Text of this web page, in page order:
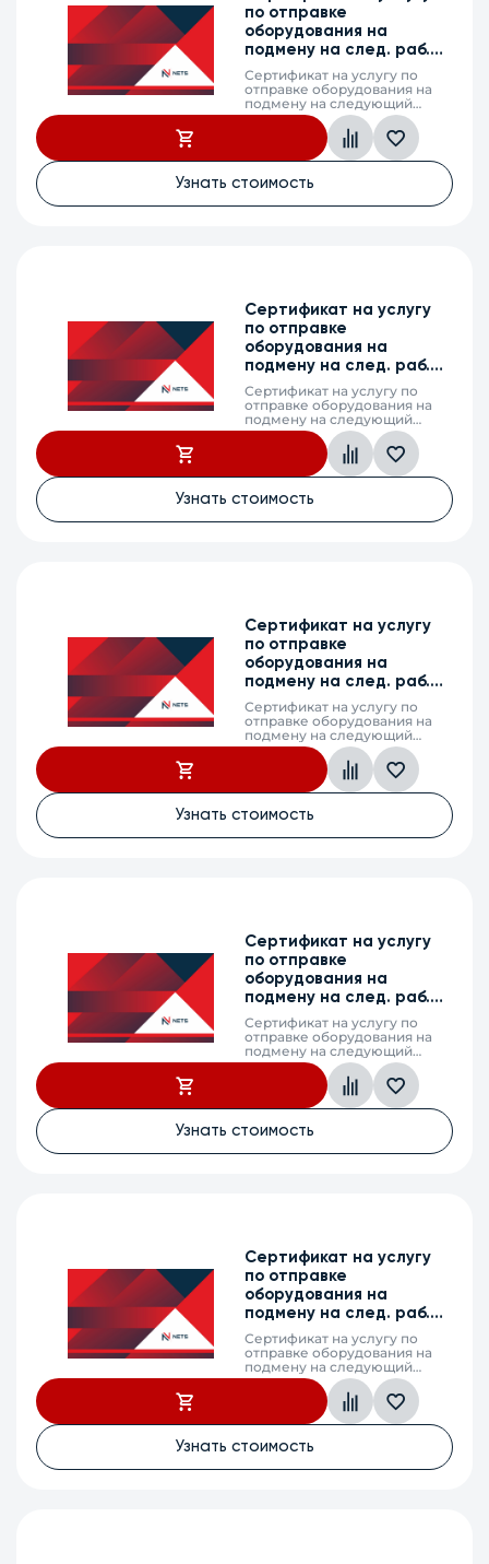
по отправке
оборудования на
подмену на след. раб.
день, MES2310-48DP, 3 г.
Сертификат на услугу по
отправке оборудования на
подмену на следующий
рабочий день (next business
day shipping) в случае выхода
из строя оборудования,
MES2310-48DP, 3
Узнать стоимость
Сертификат на услугу
по отправке
оборудования на
подмену на след. раб.
день, MES5600-24, 5 л.
Сертификат на услугу по
отправке оборудования на
подмену на следующий
рабочий день (next business
day shipping) в случае выхода
из строя оборудования,
MES5600-24, 5 календарных
Узнать стоимость
Сертификат на услугу
по отправке
оборудования на
подмену на след. раб.
день, MES2310-48DP, 5 л.
Сертификат на услугу по
отправке оборудования на
подмену на следующий
рабочий день (next business
day shipping) в случае выхода
из строя оборудования,
MES2310-48DP, 5
Узнать стоимость
Сертификат на услугу
по отправке
оборудования на
подмену на след. раб.
день, MES5700-32, 1г.
Сертификат на услугу по
отправке оборудования на
подмену на следующий
рабочий день (next business
day shipping) в случае выхода
из строя оборудования,
MES5700-32, 1 календарный
Узнать стоимость
Сертификат на услугу
по отправке
оборудования на
подмену на след. раб.
день, MES5700-32, 2г.
Сертификат на услугу по
отправке оборудования на
подмену на следующий
рабочий день (next business
day shipping) в случае выхода
из строя оборудования,
MES5700-32, 2 календарных
Узнать стоимость